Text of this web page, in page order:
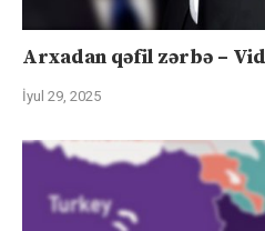
Arxadan qəfil zərbə –
İyul 29, 2025